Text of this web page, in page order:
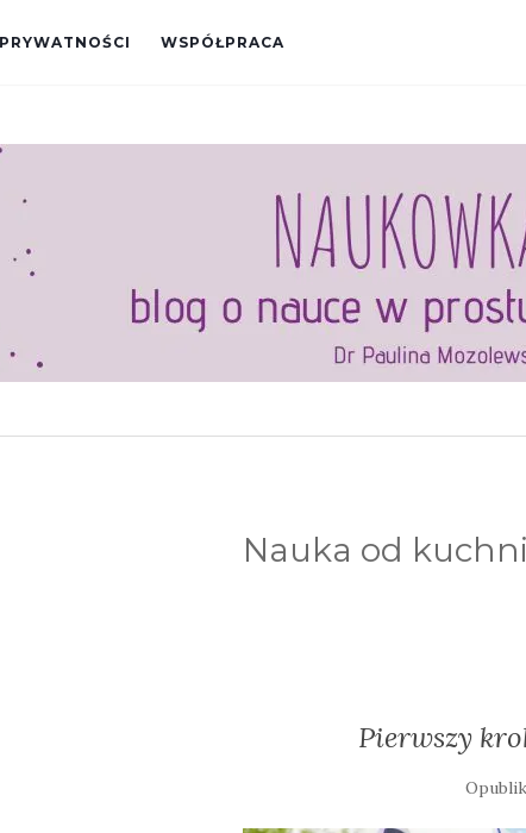
WSPÓŁPRACA
Nauka od kuchni
Pierwszy